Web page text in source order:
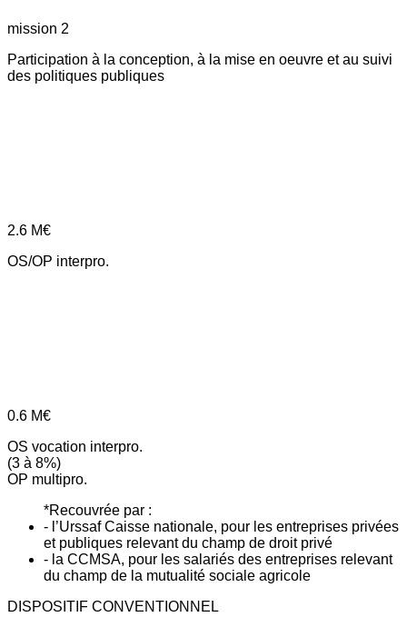
mission 2
Participation à la conception, à la mise en oeuvre et au suivi
des politiques publiques
2.6 M€
OS/OP interpro.
0.6 M€
OS vocation interpro.
(3 à 8%)
OP multipro.
*Recouvrée par :
- l’Urssaf Caisse nationale, pour les entreprises privées
et publiques relevant du champ de droit privé
- la CCMSA, pour les salariés des entreprises relevant
du champ de la mutualité sociale agricole
DISPOSITIF CONVENTIONNEL